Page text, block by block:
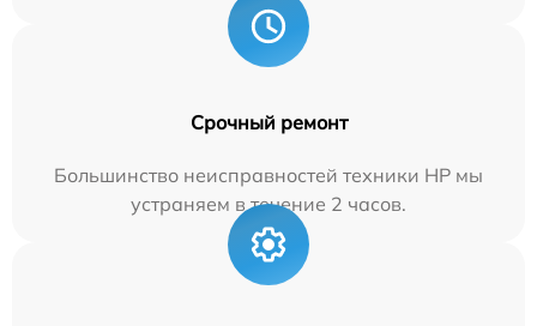
Срочный ремонт
Большинство неисправностей техники HP мы
устраняем в течение 2 часов.